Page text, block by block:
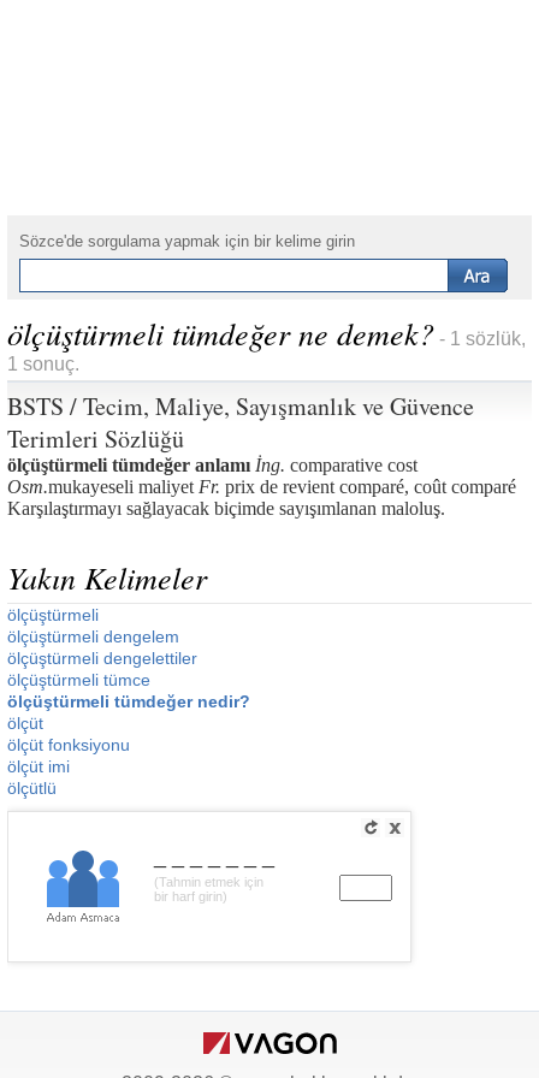
Sözce'de sorgulama yapmak için bir kelime girin
ölçüştürmeli tümdeğer ne demek? - 1 sözlük,
1 sonuç.
BSTS / Tecim, Maliye, Sayışmanlık ve Güvence
Terimleri Sözlüğü
ölçüştürmeli tümdeğer anlamı İng. comparative cost
Osm.mukayeseli maliyet Fr. prix de revient comparé, coût comparé
Karşılaştırmayı sağlayacak biçimde sayışımlanan maloluş.
Yakın Kelimeler
ölçüştürmeli
ölçüştürmeli dengelem
ölçüştürmeli dengelettiler
ölçüştürmeli tümce
ölçüştürmeli tümdeğer nedir?
ölçüt
ölçüt fonksiyonu
ölçüt imi
ölçütlü
(Tahmin etmek için
bir harf girin)